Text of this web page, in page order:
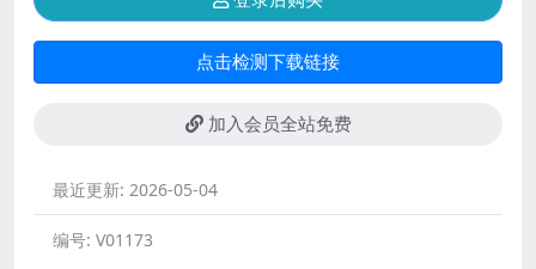
点击检测下载链接
加入会员全站免费
最近更新: 2026-05-04
编号: V01173